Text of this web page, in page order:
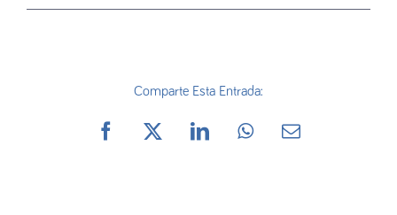
Comparte Esta Entrada:
FacebookTwitterLinkedInWhatsApp
Correo